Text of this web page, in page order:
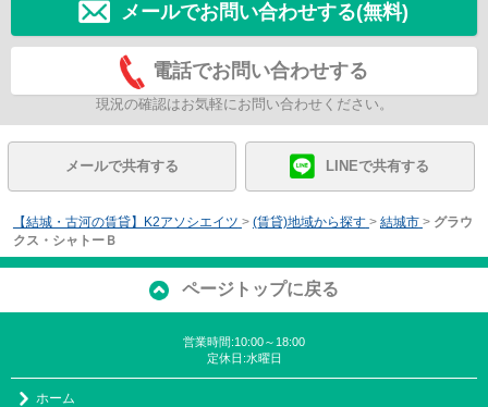
メールでお問い合わせする(無料)
電話でお問い合わせする
現況の確認はお気軽にお問い合わせください。
メールで共有する LINEで共有する
【結城・古河の賃貸】K2アソシエイツ > (賃貸)地域から探す > 結城市 > グラウ
クス・シャトーＢ
ページトップに戻る
営業時間:10:00～18:00
定休日:水曜日
ホーム